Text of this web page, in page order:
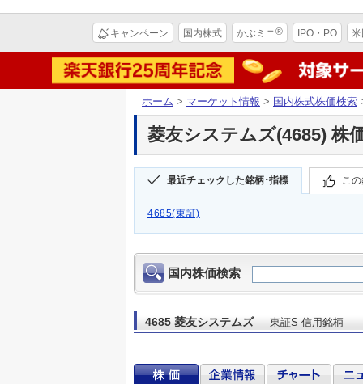
キャンペーン 国内株式 かぶミニ® IPO・PO
ホーム > マーケット情報 > 国内株式株価検索
菱友システムズ(4685) 株
最近チェックした銘柄･指標 こ
4685(東証)